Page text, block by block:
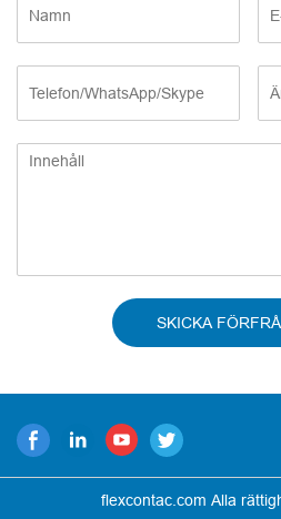
SKICKA
flexcontac.com Alla